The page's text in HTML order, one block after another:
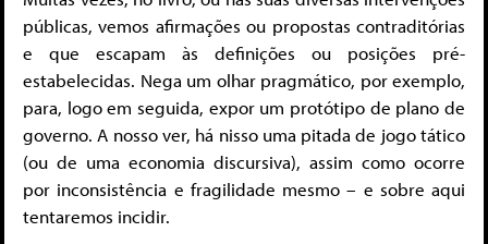
públicas, vemos afirmações ou propostas contraditórias
e que escapam às definições ou posições pré-
estabelecidas. Nega um olhar pragmático, por exemplo,
para, logo em seguida, expor um protótipo de plano de
governo. A nosso ver, há nisso uma pitada de jogo tático
(ou de uma economia discursiva), assim como ocorre
por inconsistência e fragilidade mesmo – e sobre aqui
tentaremos incidir.